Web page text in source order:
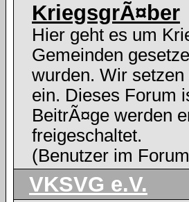
KriegsgrÃ¤ber
Hier geht es um
Gemeinden
wurden. Wir
ein. Dieses Forum
BeitrÃ¤ge werden
freigeschaltet.
(Benutzer im
VKSVG e.V.